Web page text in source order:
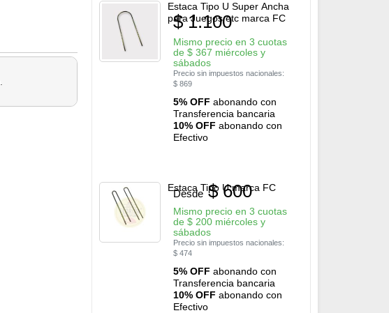
Estaca Tipo U Super Ancha
para Juegos etc marca FC
$1.100
Mismo precio en 3 cuotas
de $367 miércoles y
sábados
Precio sin impuestos nacionales:
$869
5% OFF abonando con
Transferencia bancaria
10% OFF abonando con
Efectivo
Estaca Tipo U marca FC
Desde $600
Mismo precio en 3 cuotas
de $200miércoles y
sábados
Precio sin impuestos nacionales:
$474
5% OFF abonando con
Transferencia bancaria
10% OFF abonando con
Efectivo